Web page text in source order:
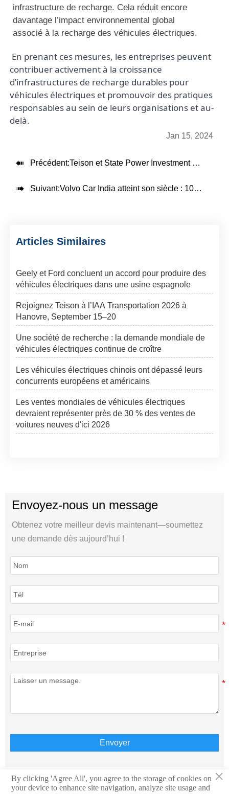
infrastructure de recharge. Cela réduit encore
davantage l’impact environnemental global
associé à la recharge des véhicules électriques.
contribuer activement à la croissance
d’infrastructures de recharge durables pour
véhicules électriques et promouvoir des pratiques
responsables au sein de leurs organisations et au-
delà.
Jan 15, 2024
 Précédent:Teison et State Power Investment Corporation forgent un partenariat stratégique pour assurer un leadership mondial en matière de technologie avancée de recharge de véhicules électriques et de gestion intelligente de l'énergie
 Suivant:Volvo Car India atteint son siècle : 100 véhicules entièrement électriques livrés au Kerala
Articles Similaires
Geely et Ford concluent un accord pour produire des
véhicules électriques dans une usine espagnole
Rejoignez Teison à l’IAA Transportation 2026 à
Hanovre, September 15–20
Une société de recherche : la demande mondiale de
véhicules électriques continue de croître
Les véhicules électriques chinois ont dépassé leurs
concurrents européens et américains
Les ventes mondiales de véhicules électriques
devraient représenter près de 30 % des ventes de
voitures neuves d'ici 2026
Envoyez-nous un message
Obtenez votre meilleur devis maintenant—soumettez
une demande dès aujourd’hui !
Envoyer
Copyright © Teison Energy Technology Co.,Ltd. Tous
×
By clicking 'Agree All', you agree to the storage of cookies on
your device to enhance site navigation, analyze site usage and